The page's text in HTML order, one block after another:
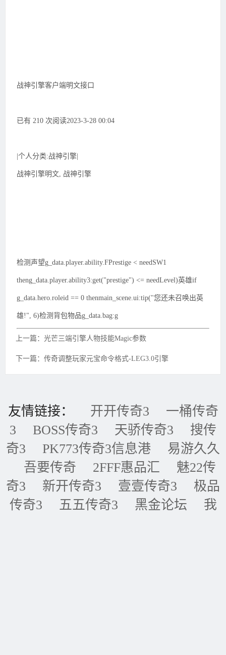
战神引擎客户端明文接口
已有 210 次阅读2023-3-28 00:04
|个人分类:战神引擎|
战神引擎明文, 战神引擎
检测声望g_data.player.ability.FPrestige < needSW1
theng_data.player.ability3:get("prestige") <= needLevel)英雄if
g_data.hero.roleid == 0 thenmain_scene.ui:tip("您还未召唤出英
雄!", 6)检测背包物品g_data.bag:g
上一篇：光芒三端引擎人物技能Magic参数
下一篇：传奇调整玩家元宝命令格式-LEG3.0引擎
友情链接： 开开传奇3
一桶传奇
3
BOSS传奇3 天骄传奇3
搜传
奇3
PK773传奇3信息港
易游久久
吾要传奇
2FFF惠品汇
魅22传
奇3
新开传奇3 壹壹传奇3
极品
传奇3
五五传奇3 黑金论坛
我